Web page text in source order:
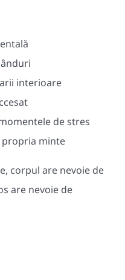
interioare
de stres
propria minte
corpul are nevoie de
are nevoie de